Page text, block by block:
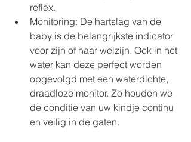
reflex.
Monitoring: De hartslag van de
baby is de belangrijkste indicator
voor zijn of haar welzijn. Ook in het
water kan deze perfect worden
opgevolgd met een waterdichte,
draadloze monitor. Zo houden we
de conditie van uw kindje continu
en veilig in de gaten.